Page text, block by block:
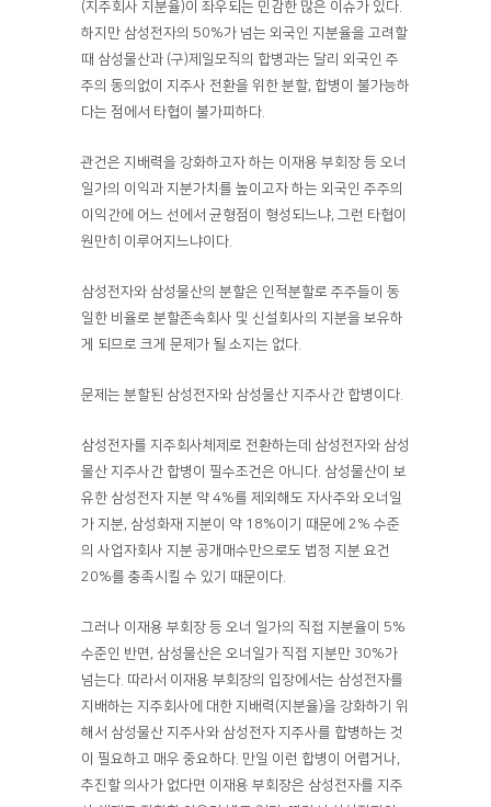
(지주회사 지분율)이 좌우되는 민감한 많은 이슈가 있다.
하지만 삼성전자의 50%가 넘는 외국인 지분율을 고려할
때 삼성물산과 (구)제일모직의 합병과는 달리 외국인 주
주의 동의없이 지주사 전환을 위한 분할, 합병이 불가능하
다는 점에서 타협이 불가피하다.
관건은 지배력을 강화하고자 하는 이재용 부회장 등 오너
일가의 이익과 지분가치를 높이고자 하는 외국인 주주의
이익간에 어느 선에서 균형점이 형성되느냐, 그런 타협이
원만히 이루어지느냐이다.
삼성전자와 삼성물산의 분할은 인적분할로 주주들이 동
일한 비율로 분할존속회사 및 신설회사의 지분을 보유하
게 되므로 크게 문제가 될 소지는 없다.
문제는 분할된 삼성전자와 삼성물산 지주사간 합병이다.
삼성전자를 지주회사체제로 전환하는데 삼성전자와 삼성
물산 지주사간 합병이 필수조건은 아니다. 삼성물산이 보
유한 삼성전자 지분 약 4%를 제외해도 자사주와 오너일
가 지분, 삼성화재 지분이 약 18%이기 때문에 2% 수준
의 사업자회사 지분 공개매수만으로도 법정 지분 요건
20%를 충족시킬 수 있기 때문이다.
그러나 이재용 부회장 등 오너 일가의 직접 지분율이 5%
수준인 반면, 삼성물산은 오너일가 직접 지분만 30%가
넘는다. 따라서 이재용 부회장의 입장에서는 삼성전자를
지배하는 지주회사에 대한 지배력(지분율)을 강화하기 위
해서 삼성물산 지주사와 삼성전자 지주사를 합병하는 것
이 필요하고 매우 중요하다. 만일 이런 합병이 어렵거나,
추진할 의사가 없다면 이재용 부회장은 삼성전자를 지주